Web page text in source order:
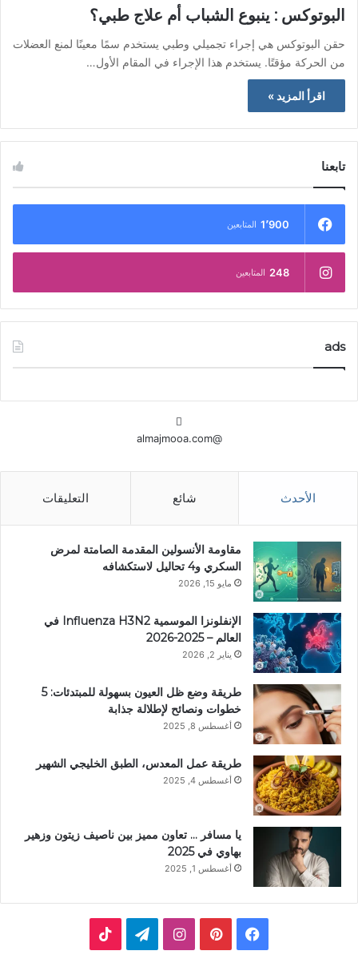
البوتوكس : ينبوع الشباب أم علاج طبي؟
حقن البوتوكس هي إجراء تجميلي وطبي يستخدم سمًا معينًا لمنع العضلات
من الحركة مؤقتًا. يستخدم هذا الإجراء في المقام الأول…
اقرأ المزيد »
تابعنا
1٬900 المتابعين
248 المتابعين
ads
@almajmooa.com
الأحدث شائع التعليقات
مقاومة الأنسولين المقدمة الصامتة لمرض
السكري و4 تحاليل لاستكشافه
مايو 15, 2026
الإنفلونزا الموسمية Influenza H3N2 في
العالم – 2025-2026
يناير 2, 2026
طريقة وضع ظل العيون بسهولة للمبتدئات: 5
خطوات ونصائح لإطلالة جذابة
أغسطس 8, 2025
طريقة عمل المعدس، الطبق الخليجي الشهير
أغسطس 4, 2025
يا مسافر … تعاون مميز بين ناصيف زيتون وزهير
بهاوي في 2025
أغسطس 1, 2025